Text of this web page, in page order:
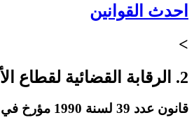
احدث القوانين
>
2. الرقابة القضائية لقطاع الأمن
قانون عدد 39 لسنة 1990 مؤرخ في 18 أفريل 1990 يتعلق بالمجلس الدستوري